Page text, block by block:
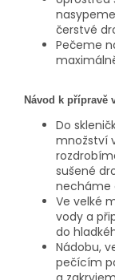
čerstvé
Pečeme
Návod k přípravě
Do
množství
sušené
necháme
Ve velké
vody a
do
Nádobu,
pečícím